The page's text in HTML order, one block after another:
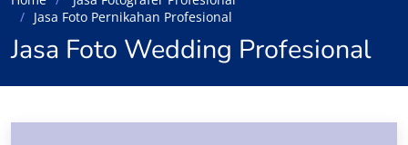
Jasa Foto Pernikahan Profesional
Jasa Foto Wedding Profesional